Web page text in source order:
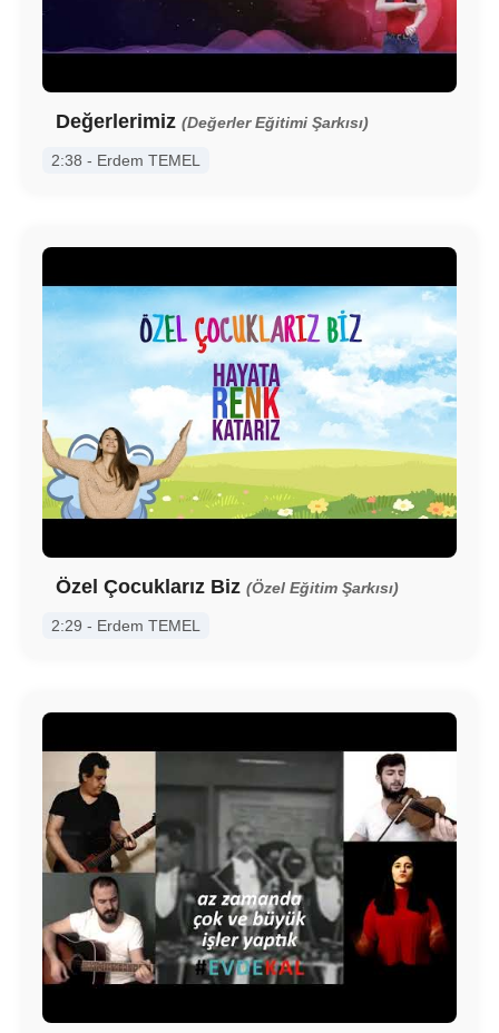
Değerlerimiz (Değerler Eğitimi Şarkısı)
2:38 - Erdem TEMEL
Özel Çocuklarız Biz (Özel Eğitim Şarkısı)
2:29 - Erdem TEMEL